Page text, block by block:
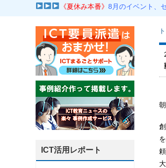
《夏休み本番》8月のイベント、
ICT活用レポート